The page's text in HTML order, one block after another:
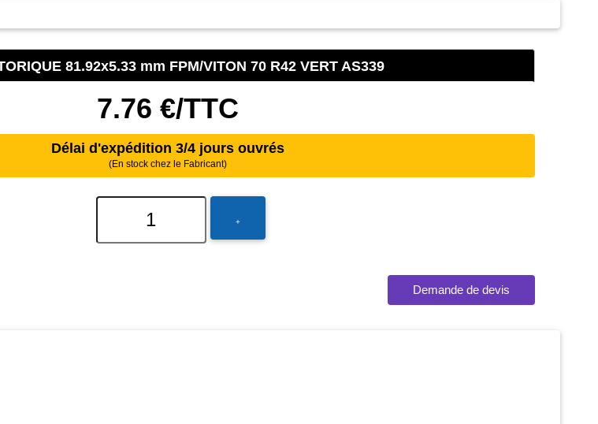
81.92x5.33 mm FPM/VITON 70 R42 VERT AS339
7.76 €/TTC
Délai d'expédition 3/4 jours ouvrés
(En stock chez le Fabricant)
+
Demande de devis